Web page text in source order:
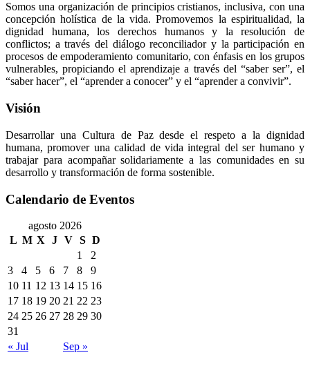
Somos una organización de principios cristianos, inclusiva, con una
concepción holística de la vida. Promovemos la espiritualidad, la
dignidad humana, los derechos humanos y la resolución de
conflictos; a través del diálogo reconciliador y la participación en
procesos de empoderamiento comunitario, con énfasis en los grupos
vulnerables, propiciando el aprendizaje a través del “saber ser”, el
“saber hacer”, el “aprender a conocer” y el “aprender a convivir”.
Visión
Desarrollar una Cultura de Paz desde el respeto a la dignidad
humana, promover una calidad de vida integral del ser humano y
trabajar para acompañar solidariamente a las comunidades en su
desarrollo y transformación de forma sostenible.
Calendario de Eventos
agosto 2026
L M X J V S D
1
2
3
4 5 6 7 8
9
10 11 12 13 14 15 16
17 18 19 20 21 22 23
24 25 26 27 28 29 30
31
« Jul
Sep »